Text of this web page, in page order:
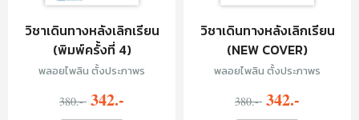
วิชาเดินทางหลังเลิกเรียน
(พิมพ์ครั้งที่ 4)
พลอยไพลิน ตั้งประภาพร
380.- 342.-
วิชาเดินทางหลังเลิกเรียน
(NEW COVER)
พลอยไพลิน ตั้งประภาพร
380.- 342.-